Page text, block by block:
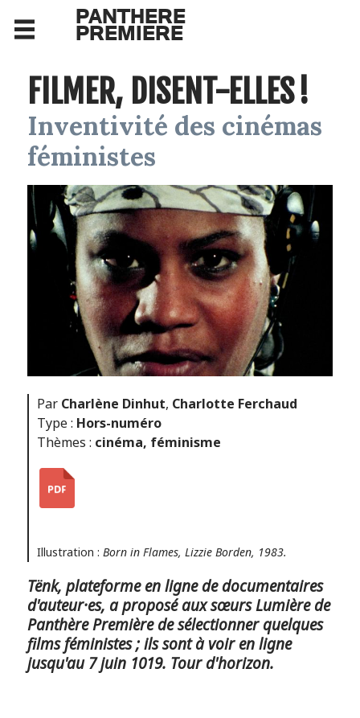
PANTHERE
PREMIERE
FILMER, DISENT-ELLES !
Inventivité des cinémas
féministes
Par Charlène Dinhut, Charlotte Ferchaud
Type : Hors-numéro
Thèmes : cinéma, féminisme
Illustration : Born in Flames, Lizzie Borden, 1983.
Tënk, plateforme en ligne de documentaires
d'auteur·es, a proposé aux sœurs Lumière de
Panthère Première de sélectionner quelques
films féministes ; ils sont à voir en ligne
jusqu'au 7 juin 1019. Tour d'horizon.